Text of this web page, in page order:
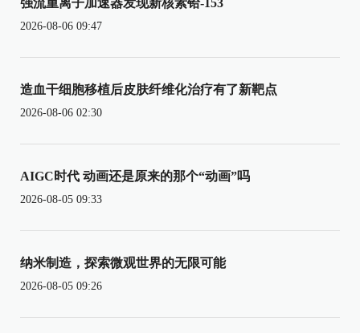
强流重离子加速器发现新核素铪-153
2026-08-06 09:47
造血干细胞移植后皮肤纤维化治疗有了新靶点
2026-08-06 02:30
AIGC时代 动画还是原来的那个“动画”吗
2026-08-05 09:33
纳米制造，探索微观世界的无限可能
2026-08-05 09:26